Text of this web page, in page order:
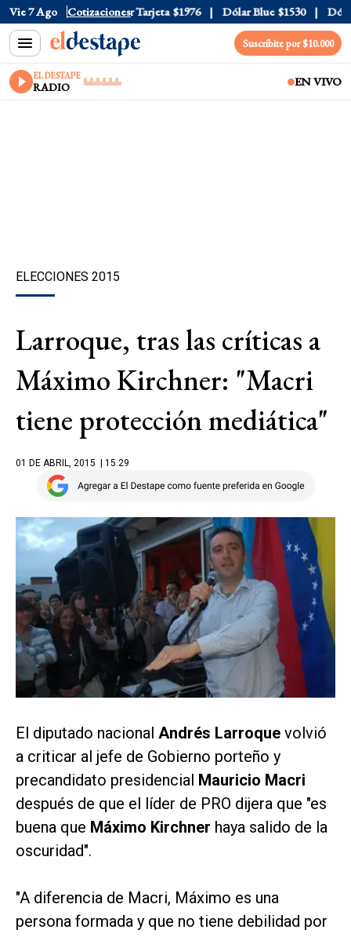
Vie 7 Ago Cotizaciones
Oficial $1520 Dólar Tarjeta $1976 Dólar Blue $1530 Dólar
Suscribite por $10.000
EL DESTAPE
RADIO EN VIVO
ELECCIONES 2015
Larroque, tras las críticas a
Máximo Kirchner: "Macri
tiene protección mediática"
01 DE ABRIL, 2015 | 15.29
El diputado nacional Andrés Larroque volvió
a criticar al jefe de Gobierno porteño y
precandidato presidencial Mauricio Macri
después de que el líder de PRO dijera que "es
buena que Máximo Kirchner haya salido de la
oscuridad".
"A diferencia de Macri, Máximo es una
persona formada y que no tiene debilidad por